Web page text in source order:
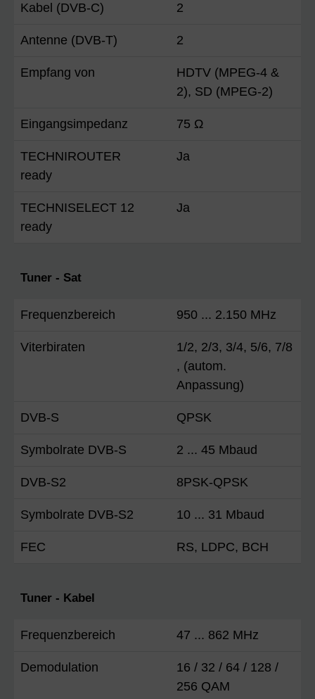
Kabel (DVB-C) 2
Antenne (DVB-T) 2
Empfang von
HDTV (MPEG-4 &
2), SD (MPEG-2)
Eingangsimpedanz 75 Ω
TECHNIROUTER
ready
Ja
TECHNISELECT 12
ready
Ja
Tuner - Sat
Frequenzbereich 950 ... 2.150 MHz
Viterbiraten
1/2, 2/3, 3/4, 5/6, 7/8
, (autom.
Anpassung)
DVB-S QPSK
Symbolrate DVB-S 2 ... 45 Mbaud
DVB-S2 8PSK-QPSK
Symbolrate DVB-S2 10 ... 31 Mbaud
FEC RS, LDPC, BCH
Tuner - Kabel
Frequenzbereich 47 ... 862 MHz
Demodulation
16 / 32 / 64 / 128 /
256 QAM